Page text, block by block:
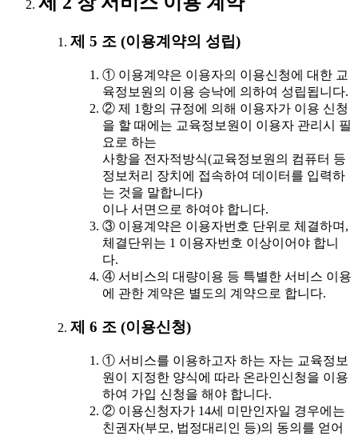
제 5 조 (이용계약의 성립)
① 이용계약은 이용자의 이용신청에 대한 교
육정보원의 이용 승낙에 의하여 성립됩니다.
② 제 1항의 규정에 의해 이용자가 이용 신청
을 할 때에는 교육정보원이 이용자 관리시 필
요로 하는
사항을 전자적방식(교육정보원의 컴퓨터 등
정보처리 장치에 접속하여 데이터를 입력하
는 것을 말합니다)
이나 서면으로 하여야 합니다.
③ 이용계약은 이용자번호 단위로 체결하며,
체결단위는 1 이용자번호 이상이어야 합니
다.
④ 서비스의 대량이용 등 특별한 서비스 이용
에 관한 계약은 별도의 계약으로 합니다.
제 6 조 (이용신청)
① 서비스를 이용하고자 하는 자는 교육정보
원이 지정한 양식에 따라 온라인신청을 이용
하여 가입 신청을 해야 합니다.
② 이용신청자가 14세 미만인자일 경우에는
친권자(부모, 법정대리인 등)의 동의를 얻어